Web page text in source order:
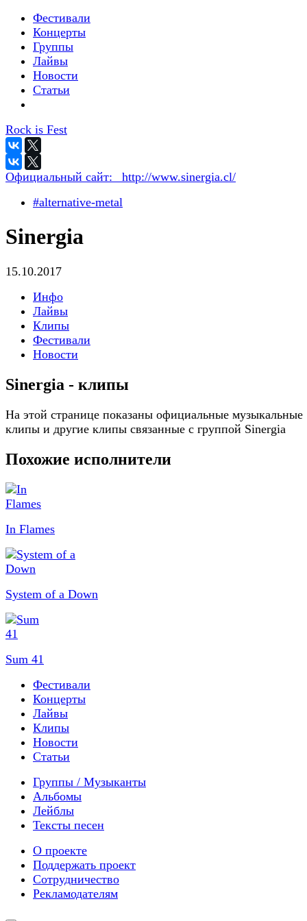
Фестивали
Концерты
Группы
Лайвы
Новости
Статьи
Rock is Fest
Официальный сайт:
_http://www.sinergia.cl/
#alternative-metal
Sinergia
15.10.2017
Инфо
Лайвы
Клипы
Фестивали
Новости
Sinergia - клипы
На этой странице показаны официальные музыкальные
клипы и другие клипы связанные с группой Sinergia
Похожие исполнители
In Flames
System of a Down
Sum 41
Фестивали
Концерты
Лайвы
Клипы
Новости
Статьи
Группы / Музыканты
Альбомы
Лейблы
Тексты песен
О проекте
Поддержать проект
Сотрудничество
Рекламодателям